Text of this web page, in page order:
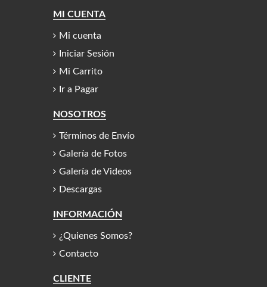
MI CUENTA
Mi cuenta
Iniciar Sesión
Mi Carrito
Ir a Pagar
NOSOTROS
Términos de Envío
Galería de Fotos
Galería de Videos
Descargas
INFORMACIÓN
¿Quienes Somos?
Contacto
CLIENTE